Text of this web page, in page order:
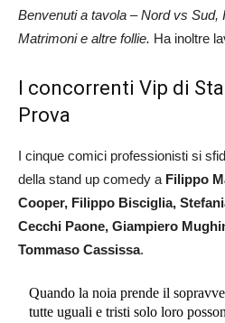
Benvenuti a tavola – Nord vs Sud,
Matrimoni e altre follie. Ha inoltre
I concorrenti Vip di
Prova
I cinque comici professionisti si
della stand up comedy a Filippo
Cooper, Filippo Bisciglia,
Cecchi Paone, Giampiero
Tommaso Cassissa.
Quando la noia prende il
tutte uguali e tristi solo loro